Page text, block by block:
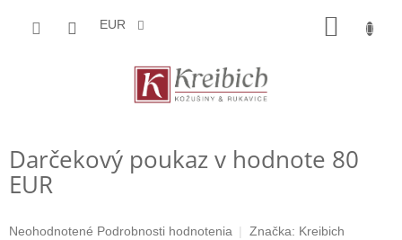
EUR
Darčekový poukaz v hodnote 80
EUR
Priemerné
Neohodnotené Podrobnosti hodnotenia Značka: Kreibich